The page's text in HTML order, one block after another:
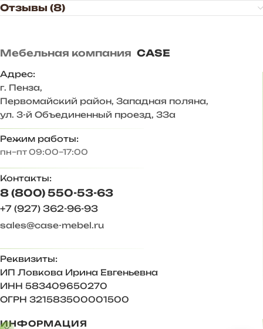
создавая приятное первое впечатление о Вашем доме.
— Стильные МДФ-фасады в цвете графит софт
— Произвольное расположение модулей. Также есть
возможность дополнить комплект новыми модулями в
высоту и ширину.
— Стильное цветовое сочетание подходит для
большинства и интерьеров.
— Дополнительные антресоли закрывают
пространство до потолка, больше места для хранения.
Корпус ЛДСП Венге, Дуб вотан
Фасад МДФ Графит софт
Задняя стенка – ХДФ 3 мм
Размер комплекта, мм: 2804*2500*443
Состав комплекта/ размер, мм:
Шкаф 2-х ств./ 802х2176х443 — 2шт.
Шкаф навесной/ 1200х320х443
Антресоль №1/ 600х324х443 — 2шт.
Антресоль №4/ 802х324х443 — 2шт.
Ответы на частые вопросы:
«краб». Комплектуется кронштейном газовым и
Отзывы (8)
Мебельная компания CASE
Адрес:
г. Пенза,
Первомайский район, Западная поляна,
ул. 3-й Объединенный проезд, 33а
Режим работы:
пн–пт 09:00–17:00
Контакты:
8 (800) 550-53-63
+7 (927) 362-96-93
sales@case-mebel.ru
Реквизиты:
ИП Ловкова Ирина Евгеньевна
ИНН 583409650270
ОГРН 321583500001500
ИНФОРМАЦИЯ